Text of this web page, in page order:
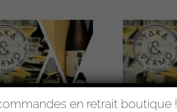
en retrait boutique !